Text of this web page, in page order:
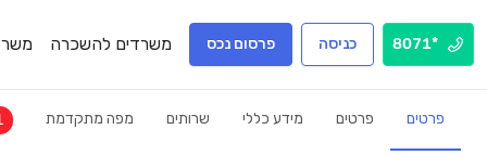
*8071 כניסה פרסום נכס משרדים להשכרה
פרטים פרטים מידע כללי שרותים מפה מתקדמת